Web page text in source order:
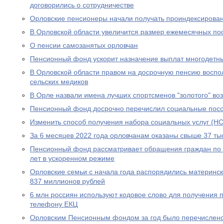
договорились о сотрудничестве
Орловские пенсионеры начали получать
В Орловской области увеличится размер ежемесячных
О пенсии самозанятых орловчан
Пенсионный фонд ускорит назначение выплат
В Орловской области правом на досрочную пенсию
сельских медиков
В Орле назвали имена лучших спортсменов "золотого"
Пенсионный фонд досрочно перечислил социальные
Изменить способ получения набора социальных услуг
За 6 месяцев 2022 года орловчанам оказаны свыше 37
Пенсионный фонд рассматривает обращения граждан по
лет в ускоренном режиме
Орловские семьи с начала года распорядились
837 миллионов рублей
6 млн россиян используют кодовое слово для получения
телефону ЕКЦ
Орловским Пенсионным фондом за год было